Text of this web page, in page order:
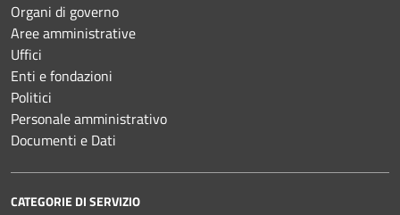
Organi di governo
Aree amministrative
Uffici
Enti e fondazioni
Politici
Personale amministrativo
Documenti e Dati
CATEGORIE DI SERVIZIO